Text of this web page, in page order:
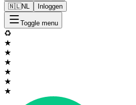
🇳🇱NL Inloggen
Toggle menu
♻️
★
★
★
★
★
★